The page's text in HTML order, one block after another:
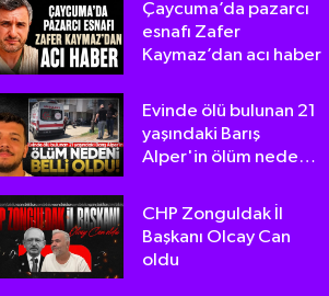
Çaycuma’da pazarcı
esnafı Zafer
Kaymaz’dan acı haber
Evinde ölü bulunan 21
yaşındaki Barış
Alper'in ölüm nedeni
CHP Zonguldak İl
Başkanı Olcay Can
oldu